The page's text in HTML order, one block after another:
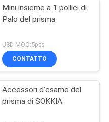
Mini insieme a 1 pollici di
Palo del prisma
USD MOQ:5pcs
CONTATTO
Accessori d'esame del
prisma di SOKKIA